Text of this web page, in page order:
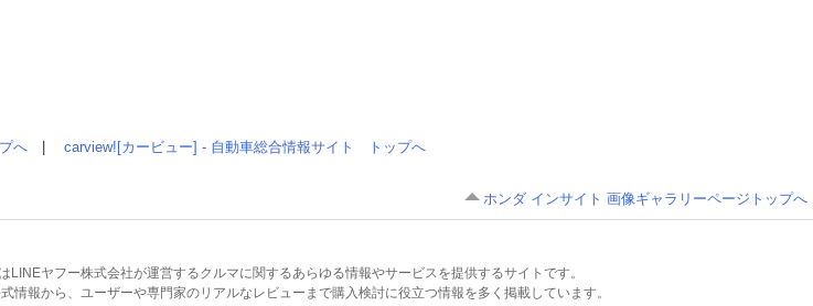
へ carview![カービュー] - 自動車総合情報サイト トップへ
ホンダ インサイト 画像ギャラリーページトップへ
LINEヤフー株式会社が運営するクルマに関するあらゆる情報やサービスを提供するサイトです。
情報から、ユーザーや専門家のリアルなレビューまで購入検討に役立つ情報を多く掲載しています。